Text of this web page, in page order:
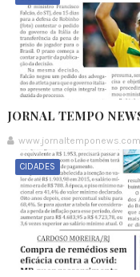
JORNAL TEMPO
www.jornaltemponews.com
CIDADES